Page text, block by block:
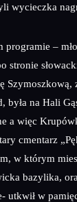
wycieczka
–
stronie
była na Hali
a więc
cmentarz
w którym
bazylika,
utkwił w